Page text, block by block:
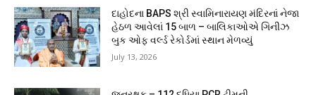
દાહોદના BAPS શ્રી સ્વામિનારાયણ મંદિરનાં નેજા
હેઠળ આવેલાં 15 બાળ – બાલિકાઓએ ગિનીઝ
બુક ઓફ વર્લ્ડ રેકોર્ડમાં સ્થાન મેળવ્યું
July 13, 2026